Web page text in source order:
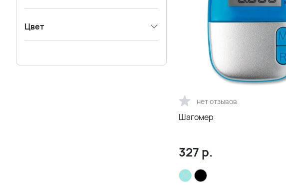
Цвет
нет отзывов
Шагомер
327 р.